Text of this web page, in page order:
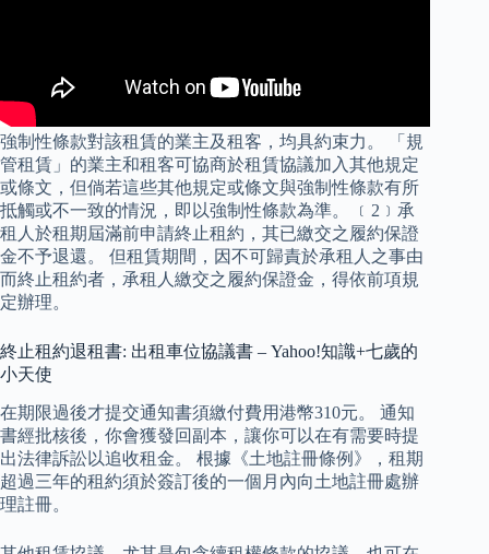
強制性條款對該租賃的業主及租客，均具約束力。 「規
管租賃」的業主和租客可協商於租賃協議加入其他規定
或條文，但倘若這些其他規定或條文與強制性條款有所
抵觸或不一致的情況，即以強制性條款為準。 ﹝2﹞承
租人於租期屆滿前申請終止租約，其已繳交之履約保證
金不予退還。 但租賃期間，因不可歸責於承租人之事由
而終止租約者，承租人繳交之履約保證金，得依前項規
定辦理。
終止租約退租書: 出租車位協議書 – Yahoo!知識+七歲的
小天使
在期限過後才提交通知書須繳付費用港幣310元。 通知
書經批核後，你會獲發回副本，讓你可以在有需要時提
出法律訴訟以追收租金。 根據《土地註冊條例》，租期
超過三年的租約須於簽訂後的一個月內向土地註冊處辦
理註冊。